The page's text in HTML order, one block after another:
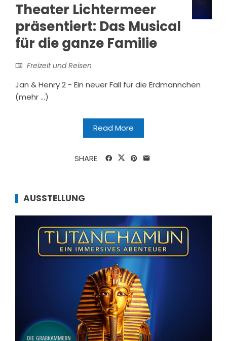
Theater Lichtermeer
präsentiert: Das Musical
für die ganze Familie
Freizeit und Reisen
Jan & Henry 2 - Ein neuer Fall für die Erdmännchen
(mehr …)
Read More
SHARE
AUSSTELLUNG